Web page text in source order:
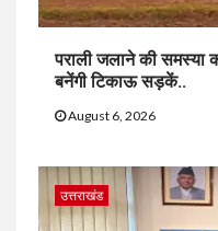
पराली जलाने की समस्या
बनेंगी टिकाऊ सड़कें..
August 6, 2026
उत्तराखंड